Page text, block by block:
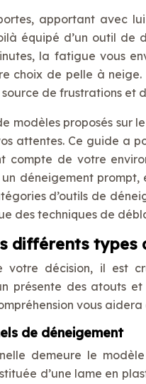
apportant avec
équipé d’un outil
la fatigue vous
choix de pelle à
de frustrations et
modèles proposés sur
attentes. Ce guide a
compte de votre
déneigement
d’outils de
des techniques de
différents types
votre décision, il est
présente des atouts
vous
de déneigement
demeure le
d’une lame en